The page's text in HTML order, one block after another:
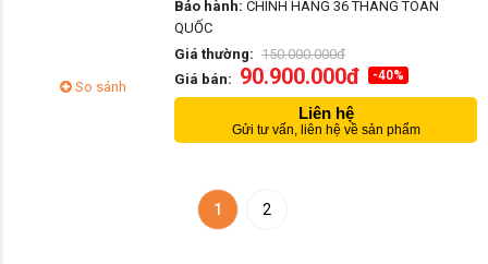
So sánh
Bảo hành: CHÍNH HÃNG 36 THÁNG TOÀN
QUỐC
Giá thường: 150.000.000đ
Giá bán: 90.900.000đ -40%
Liên hệ
Gửi tư vấn, liên hệ về sản phẩm
1 2